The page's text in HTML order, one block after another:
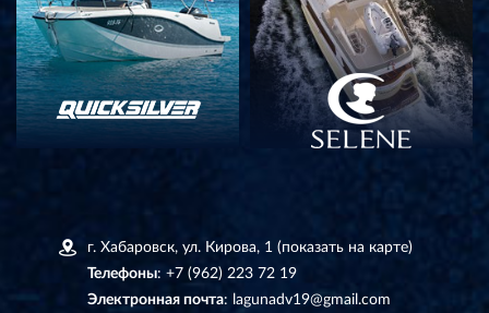
г. Хабаровск, ул. Кирова, 1 (показать на карте)
Телефоны: +7 (962) 223 72 19
Электронная почта: lagunadv19@gmail.com